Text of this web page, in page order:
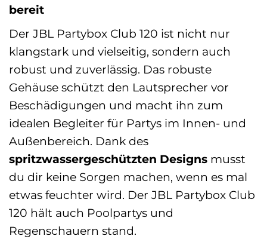
bereit
Der JBL Partybox Club 120 ist nicht nur
klangstark und vielseitig, sondern auch
robust und zuverlässig. Das robuste
Gehäuse schützt den Lautsprecher vor
Beschädigungen und macht ihn zum
idealen Begleiter für Partys im Innen- und
Außenbereich. Dank des
spritzwassergeschützten Designs musst
du dir keine Sorgen machen, wenn es mal
etwas feuchter wird. Der JBL Partybox Club
120 hält auch Poolpartys und
Regenschauern stand.